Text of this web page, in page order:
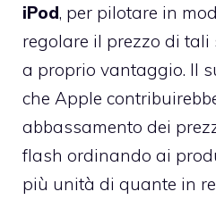
iPod, per pilotare in
regolare il prezzo di
a proprio vantaggio. Il
che Apple
abbassamento dei
flash ordinando ai
più unità di quante in